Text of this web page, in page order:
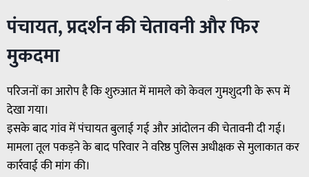
पंचायत, प्रदर्शन की चेतावनी और फिर
मुकदमा
परिजनों का आरोप है कि शुरुआत में मामले को केवल गुमशुदगी के रूप में
देखा गया।
इसके बाद गांव में पंचायत बुलाई गई और आंदोलन की चेतावनी दी गई।
मामला तूल पकड़ने के बाद परिवार ने वरिष्ठ पुलिस अधीक्षक से मुलाकात कर
कार्रवाई की मांग की।